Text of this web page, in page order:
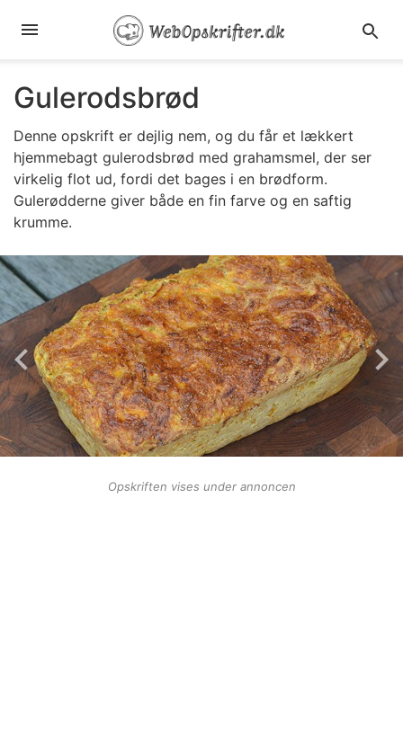
Gulerodsbrød
Denne opskrift er dejlig nem, og du får et lækkert
hjemmebagt gulerodsbrød med grahamsmel, der ser
virkelig flot ud, fordi det bages i en brødform.
Gulerødderne giver både en fin farve og en saftig
krumme.
Opskriften vises under annoncen